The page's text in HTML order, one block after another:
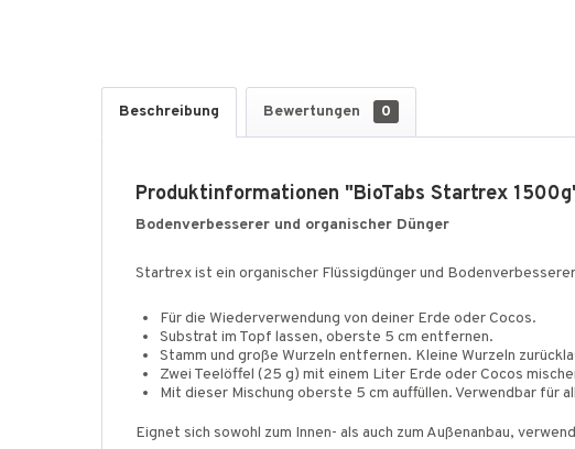
Beschreibung Bewertungen 0
Produktinformationen "BioTabs Startrex
Bodenverbesserer und organischer Dünger
Startrex ist ein organischer Flüssigdünger und
Für die Wiederverwendung von deiner Erde oder Cocos.
Substrat im Topf lassen, oberste 5 cm entfernen.
Stamm und große Wurzeln entfernen. Kleine Wurzeln
Zwei Teelöffel (25 g) mit einem Liter Erde oder Cocos
Mit dieser Mischung oberste 5 cm auffüllen. Verwendbar für
Eignet sich sowohl zum Innen- als auch zum Außenanbau,